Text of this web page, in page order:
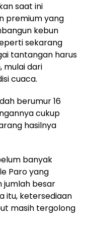
saat ini
premium yang
kebun
sekarang
tantangan harus
mulai dari
cuaca.
berumur 16
cukup
hasilnya
banyak
Paro yang
jumlah besar
itu, ketersediaan
masih tergolong